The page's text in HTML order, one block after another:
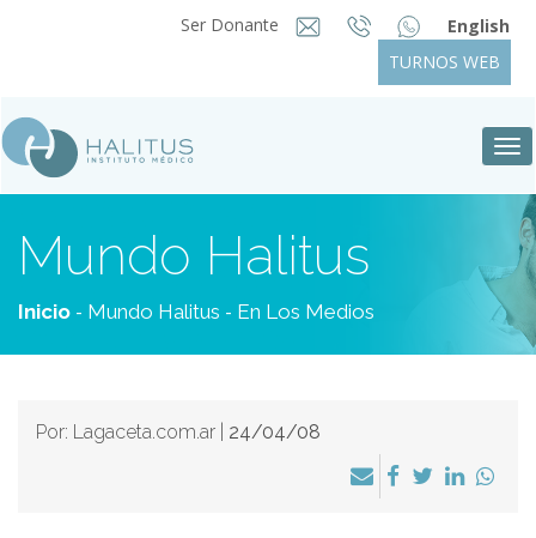
Ser Donante
English
TURNOS WEB
Mundo Halitus
Inicio - Mundo Halitus - En Los Medios
Por: Lagaceta.com.ar | 24/04/08